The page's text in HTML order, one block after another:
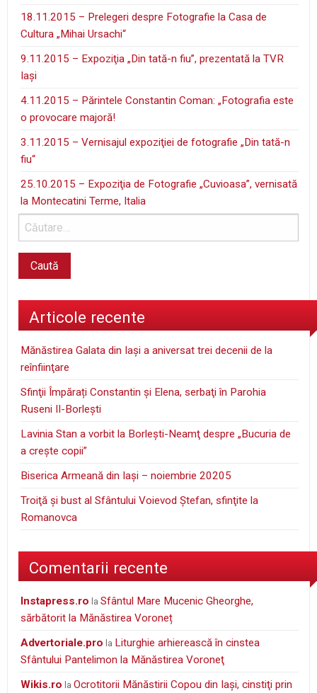
18.11.2015 – Prelegeri despre Fotografie la Casa de
Cultura „Mihai Ursachi“
9.11.2015 – Expoziţia „Din tată-n fiu”, prezentată la TVR
Iaşi
4.11.2015 – Părintele Constantin Coman: „Fotografia este
o provocare majoră!
3.11.2015 – Vernisajul expoziţiei de fotografie „Din tată-n
fiu“
25.10.2015 – Expoziţia de Fotografie „Cuvioasa”, vernisată
la Montecatini Terme, Italia
Articole recente
Mănăstirea Galata din Iaşi a aniversat trei decenii de la
reînfiinţare
Sfinţii Împărați Constantin și Elena, serbaţi în Parohia
Ruseni II-Borleşti
Lavinia Stan a vorbit la Borleşti-Neamţ despre „Bucuria de
a creşte copii”
Biserica Armeană din Iași – noiembrie 20205
Troiţă şi bust al Sfântului Voievod Ştefan, sfinţite la
Romanovca
Comentarii recente
instapress.ro laSfântul Mare Mucenic Gheorghe,
sărbătorit la Mănăstirea Voroneț
Advertoriale.pro la Liturghie arhierească în cinstea
Sfântului Pantelimon la Mănăstirea Voroneţ
wikis.ro laOcrotitorii Mănăstirii Copou din Iaşi, cinstiţi prin